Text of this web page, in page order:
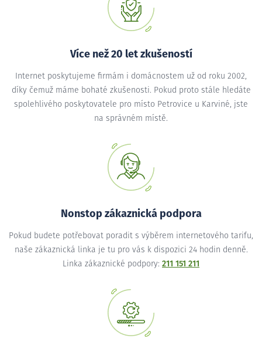
Více než 20 let zkušeností
Internet poskytujeme firmám i domácnostem už od roku 2002,
díky čemuž máme bohaté zkušenosti. Pokud proto stále hledáte
spolehlivého poskytovatele pro místo Petrovice u Karviné, jste
na správném místě.
Nonstop zákaznická podpora
Pokud budete potřebovat poradit s výběrem internetového tarifu,
naše zákaznická linka je tu pro vás k dispozici 24 hodin denně.
Linka zákaznické podpory: 211 151 211